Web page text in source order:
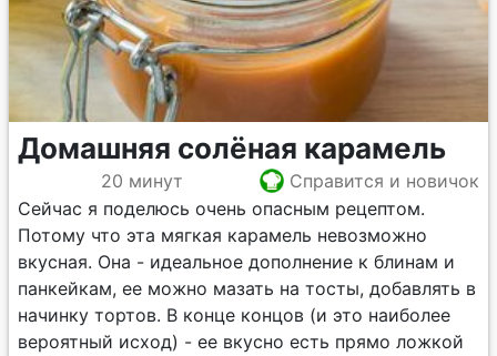
Домашняя солёная карамель
20 минут
Справится и новичок
Сейчас я поделюсь очень опасным рецептом.
Потому что эта мягкая карамель невозможно
вкусная. Она - идеальное дополнение к блинам и
панкейкам, ее можно мазать на тосты, добавлять в
начинку тортов. В конце концов (и это наиболее
вероятный исход) - ее вкусно есть прямо ложкой